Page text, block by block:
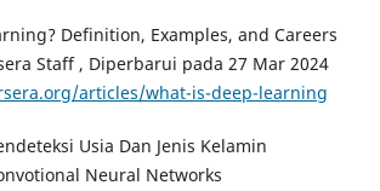
Definition, Examples, and Careers
Staff , Diperbarui pada 27 Mar 2024
articles/what-is-deep-learning
Usia Dan Jenis Kelamin
Neural Networks